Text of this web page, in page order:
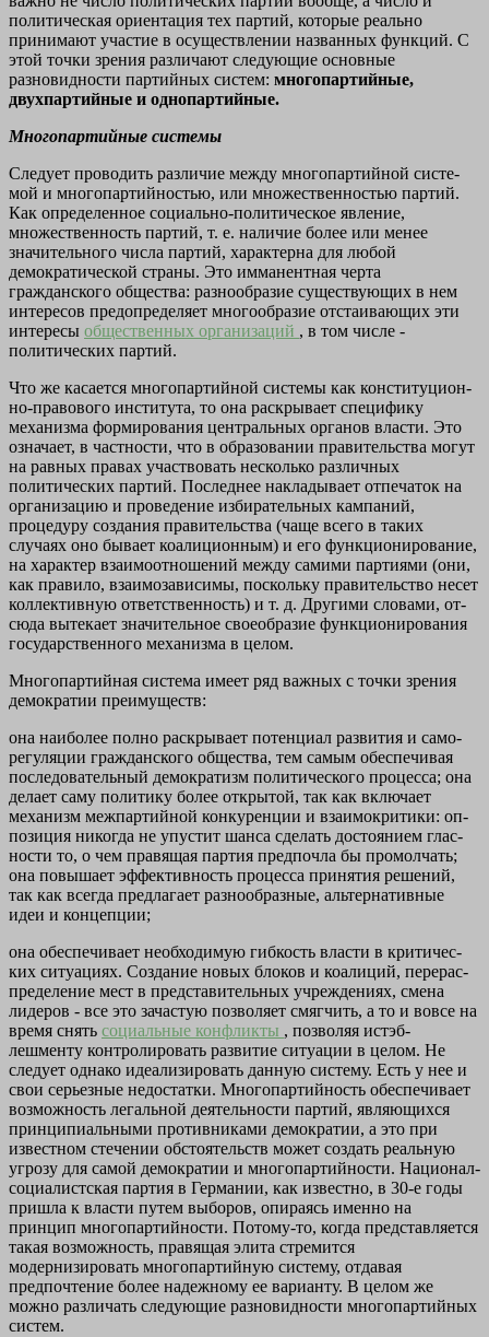
политическая ориентация тех партий, которые реально
принимают участие в осуществлении названных функций. С
этой точки зрения различают следующие основные
разновидности партийных систем: многопартийные,
двухпартий­ные и однопартийные.
Многопартийные системы
Следует проводить различие между многопартийной систе­
мой и многопартийностью, или множественностью партий.
Как определенное социально-политическое явление,
множественность партий, т. е. наличие более или менее
значительного числа партий, характерна для любой
демократической страны. Это имманентная черта
гражданского общества: разнообразие существующих в нем
интересов предопределяет многообразие отстаивающих эти
инте­ресы общественных организаций , в том числе -
политических партий.
Что же касается многопартийной системы как конституцион­
но-правового института, то она раскрывает специфику
механиз­ма формирования центральных органов власти. Это
означает, в частности, что в образовании правительства могут
на равных пра­вах участвовать несколько различных
политических партий. Пос­леднее накладывает отпечаток на
организацию и проведение из­бирательных кампаний,
процедуру создания правительства (чаще всего в таких
случаях оно бывает коалиционным) и его функцио­нирование,
на характер взаимоотношений между самими партия­ми (они,
как правило, взаимозависимы, поскольку правительство несет
коллективную ответственность) и т. д. Другими словами, от­
сюда вытекает значительное своеобразие функционирования
го­сударственного механизма в целом.
Многопартийная система имеет ряд важных с точки зрения
демократии преимуществ:
она наиболее полно раскрывает потенциал развития и само­
регуляции гражданского общества, тем самым обеспечивая
последовательный демократизм политического процесса; она
делает саму политику более открытой, так как включает
механизм межпартийной конкуренции и взаимокритики: оп­
позиция никогда не упустит шанса сделать достоянием глас­
ности то, о чем правящая партия предпочла бы промолчать;
она повышает эффективность процесса принятия решений,
так как всегда предлагает разнообразные, альтернативные
идеи и концепции;
она обеспечивает необходимую гибкость власти в критичес­
ких ситуациях. Создание новых блоков и коалиций, перерас­
пределение мест в представительных учреждениях, смена
лидеров - все это зачастую позволяет смягчить, а то и вов­се на
время снять социальные конфликты , позволяя истэб-
лешменту контролировать развитие ситуации в целом. Не
следует однако идеализировать данную систему. Есть у нее и
свои серьезные недостатки. Многопартийность обеспечивает
возможность легальной деятельности партий, являющихся
прин­ципиальными противниками демократии, а это при
известном сте­чении обстоятельств может создать реальную
угрозу для самой демократии и многопартийности. Национал-
социалистская партия в Германии, как известно, в 30-е годы
пришла к власти путем выборов, опираясь именно на
принцип многопартийности. Пото­му-то, когда представляется
такая возможность, правящая элита стремится
модернизировать многопартийную систему, отдавая
предпочтение более надежному ее варианту. В целом же
можно различать следующие разновидности многопартийных
систем.